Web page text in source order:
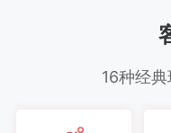
16种经